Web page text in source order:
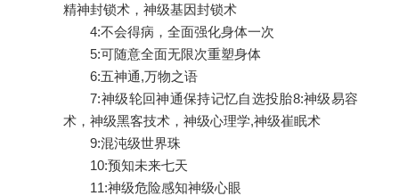
精神封锁术，神级基因封锁术
4:不会得病，全面强化身体一次
5:可随意全面无限次重塑身体
6:五神通,万物之语
7:神级轮回神通保持记忆自选投胎8:神级易容
术，神级黑客技术，神级心理学,神级崔眠术
9:混沌级世界珠
10:预知未来七天
11:神级危险感知神级心眼